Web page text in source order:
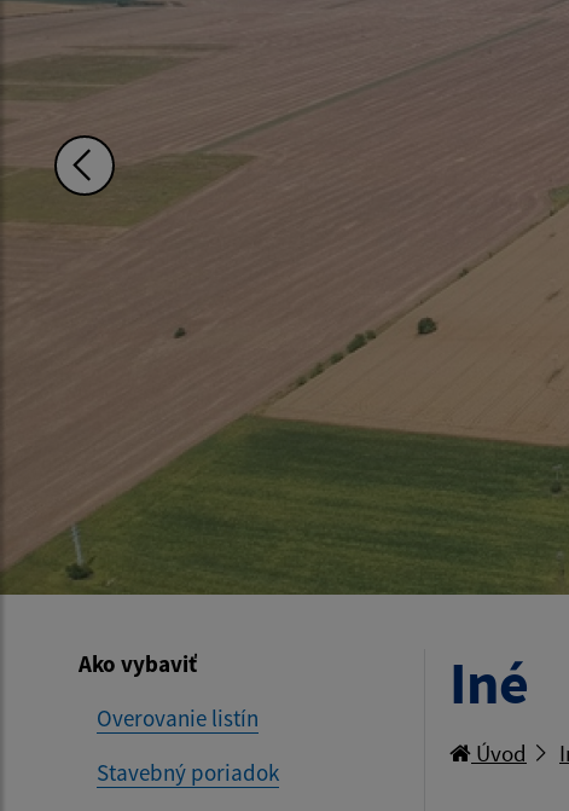
Ako vybaviť
Overovanie listín
Stavebný poriadok
Iné
Úvod